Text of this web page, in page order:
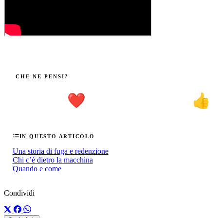
CHE NE PENSI?
❤️ 👍
IN QUESTO ARTICOLO
Una storia di fuga e redenzione
Chi c’è dietro la macchina
Quando e come
Condividi